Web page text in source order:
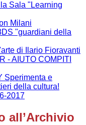
Sala "Learning
Milani
"guardiani della
di Ilario Fioravanti
- AIUTO COMPITI
Sperimenta e
della cultura!
2017
all’Archivio